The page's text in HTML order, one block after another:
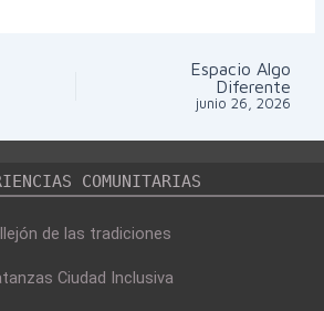
Espacio Algo
Diferente
junio 26, 2026
COMUNITARIAS
de las tradiciones
Ciudad Inclusiva